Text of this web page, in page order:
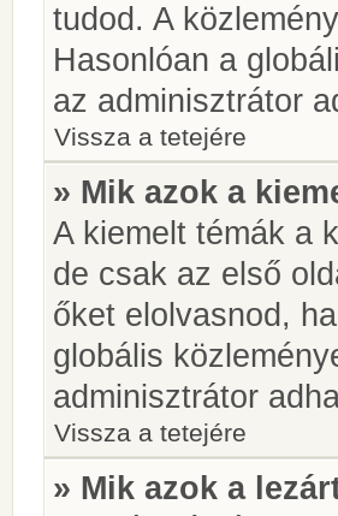
tudod. A
Hasonlóan a
az adminisztrátor
Vissza a tetejére
» Mik azok a
A kiemelt témák a
de csak az első
őket elolvasnod,
globális
adminisztrátor
Vissza a tetejére
» Mik azok a